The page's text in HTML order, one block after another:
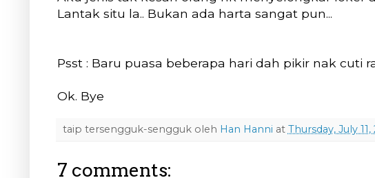
Lantak situ la.. Bukan ada harta sangat pun...
Psst : Baru puasa beberapa hari dah pikir nak cuti
Ok. Bye
taip tersengguk-sengguk oleh Han Hanni at Thursday, July 11,
7 comments: